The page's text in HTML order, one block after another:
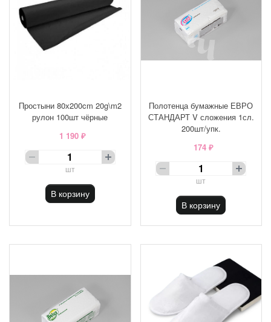
Простыни 80х200cm 20g\m2
рулон 100шт чёрные
1 190 ₽
шт
В корзину
Полотенца бумажные ЕВРО
СТАНДАРТ V сложения 1сл.
200шт/упк.
174 ₽
шт
В корзину